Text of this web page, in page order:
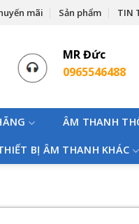
mãi Sản phẩm TIN
MR Đức
0965546488
ÂM THANH
BỊ ÂM THANH KHÁC